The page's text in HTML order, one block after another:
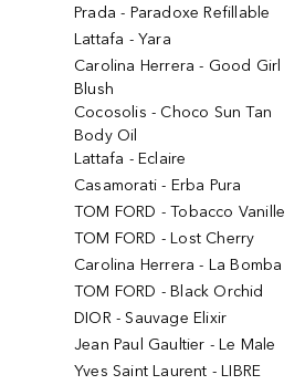
Prada - Paradoxe Refillable
Lattafa - Yara
Carolina Herrera - Good Girl
Blush
Cocosolis - Choco Sun Tan
Body Oil
Lattafa - Eclaire
Casamorati - Erba Pura
TOM FORD - Tobacco Vanille
TOM FORD - Lost Cherry
Carolina Herrera - La Bomba
TOM FORD - Black Orchid
DIOR - Sauvage Elixir
Jean Paul Gaultier - Le Male
Yves Saint Laurent - LIBRE